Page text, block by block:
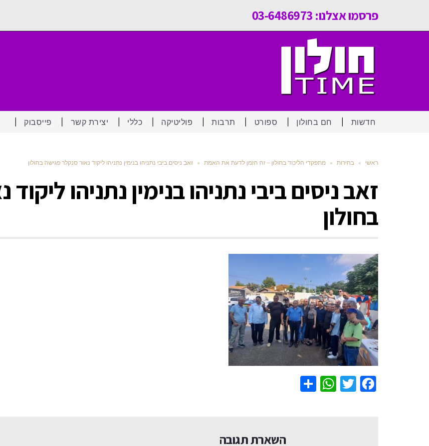
פרסמו אצלנו: 03-6486973
חדשות חם בחולון ספורט תרבות פוליטיקה כללי יצירת קשר פייסבוק
ראשי » בחירות » מתפקדי הליכוד בחולון – זה הזמן לדעת את האמת » זאב ניסים ביבי נתניהו בנימין נתניהו ליקוד נאור סנקלר פגישה בחולון
זאב ניסים ביבי נתניהו בנימין נתניהו
בחולון
Facebook
Twitter
WhatsApp
השארת תגובה